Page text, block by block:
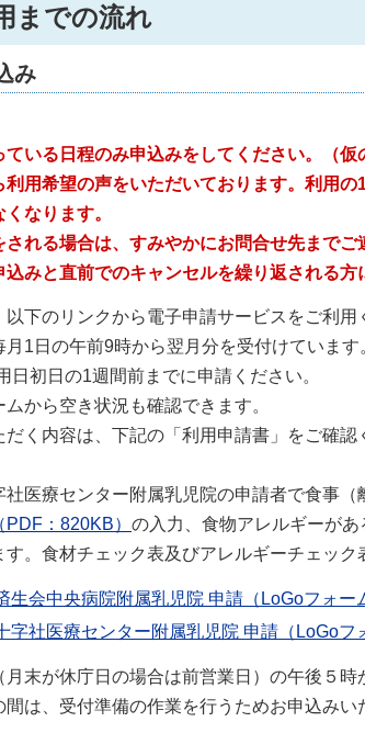
での流れ
み
いる日程のみ申込みをしてください。（仮
利用希望の声をいただいております。利用
なります。
される場合は、すみやかにお問合せ先までご
込みと直前でのキャンセルを繰り返される方
以下のリンクから電子申請サービスをご利用
月1日の午前9時から翌月分を受付けていま
初日の1週間前までに申請ください。
ムから空き状況も確認できます。
だく内容は、下記の「利用申請書」をご確
社医療センター附属乳児院の申請者で食事
：820KB） の入力、食物アレルギーがあ
す。食材チェック表及びアレルギーチェッ
生会中央病院附属乳児院 申請（LoGoフォー
字社医療センター附属乳児院 申請（LoGoフ
月末が休庁日の場合は前営業日）の午後５
は、受付準備の作業を行うためお申込みい